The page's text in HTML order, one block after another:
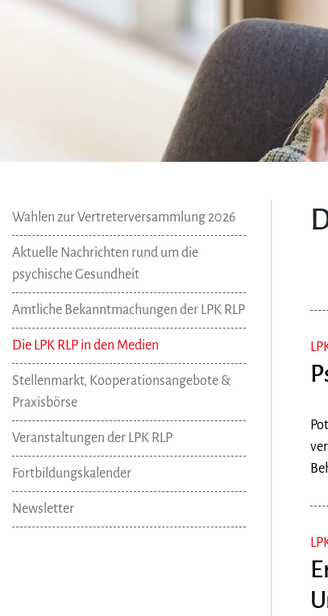
Wahlen zur Vertreterversammlung 2026
Aktuelle Nachrichten rund um die
psychische Gesundheit
Amtliche Bekanntmachungen der LPK RLP
Die LPK RLP in den Medien
Stellenmarkt, Kooperationsangebote &
Praxisbörse
Veranstaltungen der LPK RLP
Fortbildungskalender
Newsletter